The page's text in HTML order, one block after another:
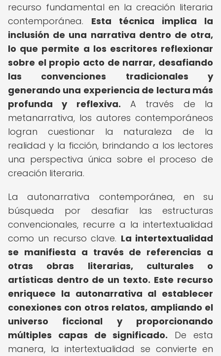
recurso fundamental en la creación literaria
contemporánea. Esta técnica implica la
inclusión de una narrativa dentro de otra,
lo que permite a los escritores reflexionar
sobre el propio acto de narrar, desafiando
las convenciones tradicionales y
generando una experiencia de lectura más
profunda y reflexiva. A través de la
metanarrativa, los autores contemporáneos
logran cuestionar la naturaleza de la
realidad y la ficción, brindando a los lectores
una perspectiva única sobre el proceso de
creación literaria.
La autonarrativa contemporánea, en su
búsqueda por desafiar las estructuras
convencionales, recurre a la intertextualidad
como un recurso clave. La intertextualidad
se manifiesta a través de referencias a
otras obras literarias, culturales o
artísticas dentro de un texto. Este recurso
enriquece la autonarrativa al establecer
conexiones con otros relatos, ampliando el
universo ficcional y proporcionando
múltiples capas de significado. De esta
manera, la intertextualidad se convierte en